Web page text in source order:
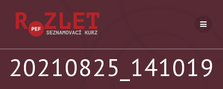
20210825_141019